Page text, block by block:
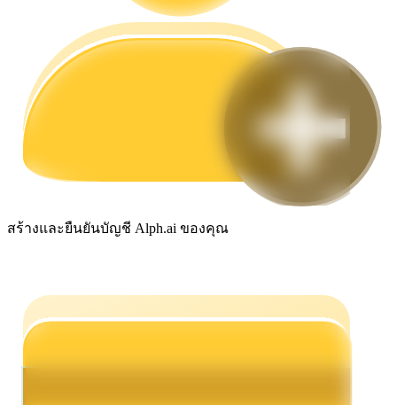
กลยุทธ์การซื้อขาย
เรียนรู้วิธีการรักษาผลกำไร
ได้รับ
สร้างและยืนยันบัญชี Alph.ai ของคุณ